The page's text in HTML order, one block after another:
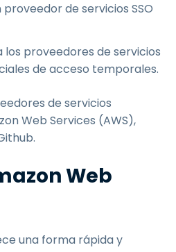
de servicios SSO
los proveedores de servicios
de acceso temporales.
de servicios
Web Services (AWS),
Web
una forma rápida y